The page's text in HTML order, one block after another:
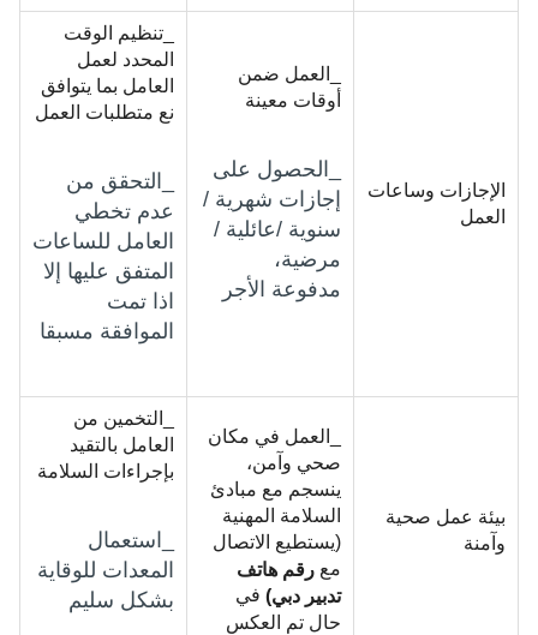
الإجازات وساعات
العمل
_العمل ضمن
أوقات معينة
_الحصول على
إجازات شهرية /
سنوية /عائلية /
مرضية،
مدفوعة الأجر
_تنظيم الوقت
المحدد لعمل
العامل بما يتوافق
نع متطلبات العمل
_التحقق من
عدم تخطي
العامل للساعات
المتفق عليها إلا
اذا تمت
الموافقة مسبقا
بيئة عمل صحية
وآمنة
_العمل في مكان
صحي وآمن،
ينسجم مع مبادئ
السلامة المهنية
(يستطيع الاتصال
مع رقم هاتف
تدبير دبي) في
حال تم العكس
_التخمين من
العامل بالتقيد
بإجراءات السلامة
_استعمال
المعدات للوقاية
بشكل سليم